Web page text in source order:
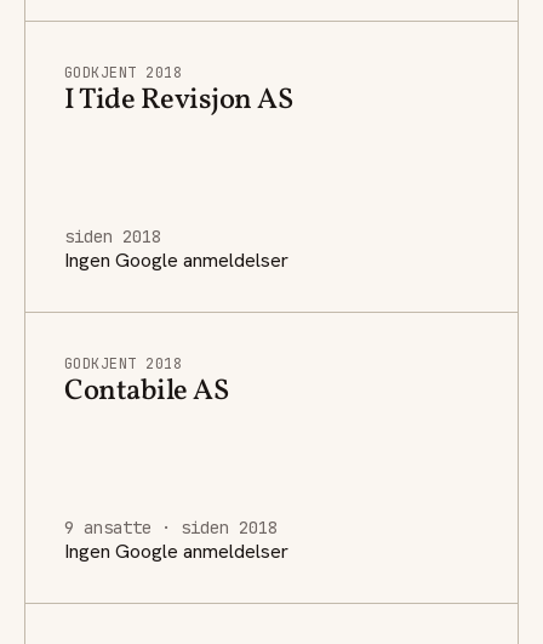
GODKJENT 2018
I Tide Revisjon AS
siden 2018
Ingen Google anmeldelser
GODKJENT 2018
Contabile AS
9 ansatte · siden 2018
Ingen Google anmeldelser